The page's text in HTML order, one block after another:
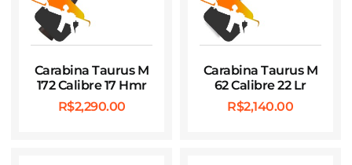
Carabina Taurus M
172 Calibre 17 Hmr
R$2,290.00
Carabina Taurus M
62 Calibre 22 Lr
R$2,140.00